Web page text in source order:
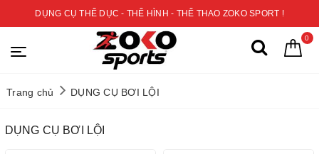
DỤNG CỤ THỂ DỤC - THỂ HÌNH - THỂ THAO ZOKO SPORT !
0
Trang chủ DỤNG CỤ BƠI LỘI
DỤNG CỤ BƠI LỘI